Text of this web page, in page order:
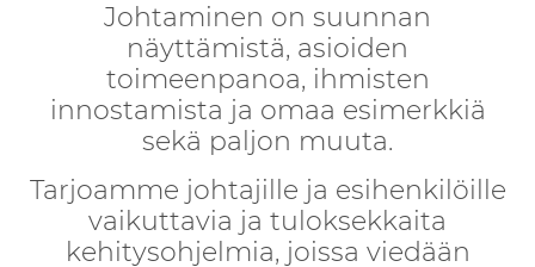
Johtaminen on suunnan
näyttämistä, asioiden
toimeenpanoa, ihmisten
innostamista ja omaa esimerkkiä
sekä paljon muuta.
Tarjoamme johtajille ja esihenkilöille
vaikuttavia ja tuloksekkaita
kehitysohjelmia, joissa viedään